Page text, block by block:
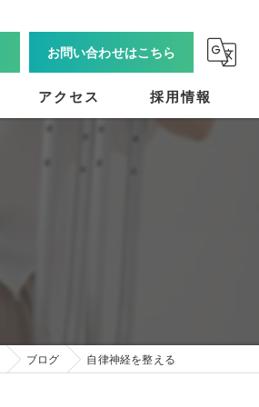
お問い合わせはこちら
アクセス 採用情報
ブログ 自律神経を整える